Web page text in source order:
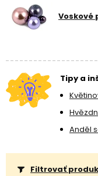
hviezdyalebo
ponuky sú výhradne
Tipy a
Anděl
Voskové
Filtrovať